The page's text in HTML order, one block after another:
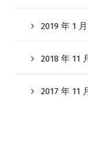
2019 年 1 月
2018 年 11
2017 年 11